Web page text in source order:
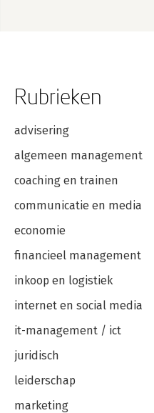
Rubrieken
advisering
algemeen management
coaching en trainen
communicatie en media
economie
financieel management
inkoop en logistiek
internet en social media
it-management / ict
juridisch
leiderschap
marketing